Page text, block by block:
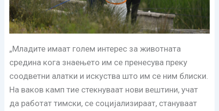
„Младите имаат голем интерес за животната
средина кога знаењето им се пренесува преку
соодветни алатки и искуства што им се ним блиски.
На ваков камп тие стекнуваат нови вештини, учат
да работат тимски, се социјализираат, стануваат